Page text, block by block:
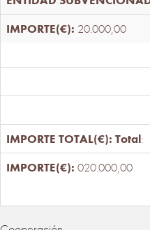
20.000,00
Total:
020.000,00